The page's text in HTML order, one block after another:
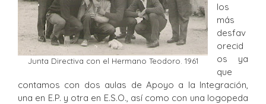
Junta Directiva con el Hermano Teodoro. 1961
los
más
desfav
orecid
os ya
que
contamos con dos aulas de Apoyo a la Integración,
una en E.P. y otra en E.S.O., así como con una logopeda